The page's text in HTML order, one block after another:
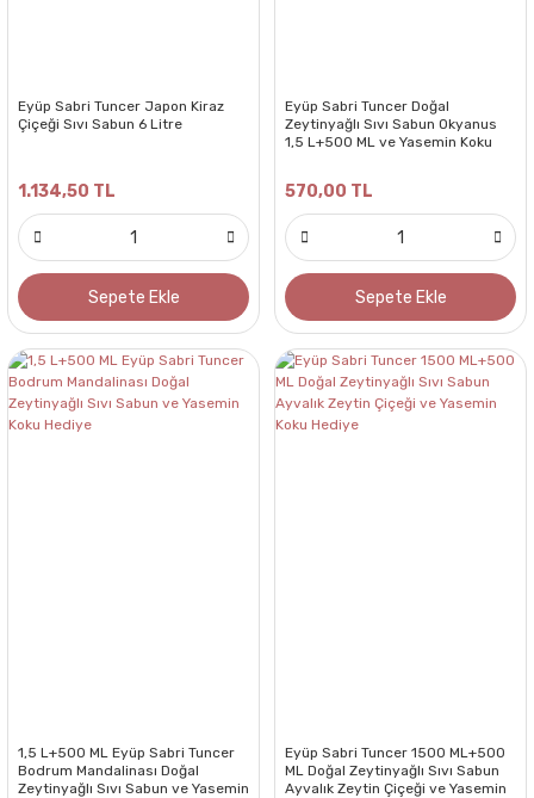
Eyüp Sabri Tuncer Japon Kiraz
Çiçeği Sıvı Sabun 6 Litre
1.134,50 TL
Sepete Ekle
Eyüp Sabri Tuncer Doğal
Zeytinyağlı Sıvı Sabun Okyanus
1,5 L+500 ML ve Yasemin Koku
570,00 TL
Sepete Ekle
1,5 L+500 ML Eyüp Sabri Tuncer
Bodrum Mandalinası Doğal
Zeytinyağlı Sıvı Sabun ve Yasemin
Eyüp Sabri Tuncer 1500 ML+500
ML Doğal Zeytinyağlı Sıvı Sabun
Ayvalık Zeytin Çiçeği ve Yasemin